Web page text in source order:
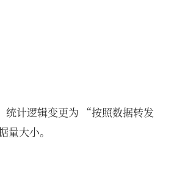
统计逻辑变更为 “按照数据转发
大小。